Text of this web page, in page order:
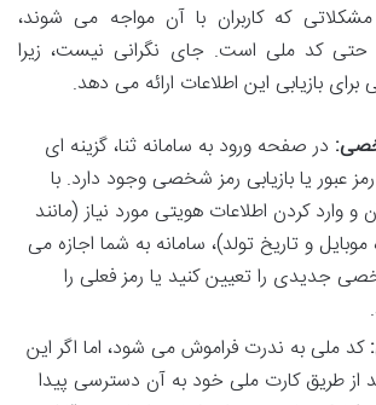
که کاربران با آن مواجه می شوند،
حتی کد ملی است. جای نگرانی نیست، زیرا
برای بازیابی این اطلاعات ارائه می دهد.
در صفحه ورود به سامانه ثنا، گزینه ای
عبور یا بازیابی رمز شخصی وجود دارد. با
وارد کردن اطلاعات هویتی مورد نیاز (مانند
و تاریخ تولد)، سامانه به شما اجازه می
جدیدی را تعیین کنید یا رمز فعلی را
کد ملی به ندرت فراموش می شود، اما اگر این
از طریق کارت ملی خود به آن دسترسی پیدا